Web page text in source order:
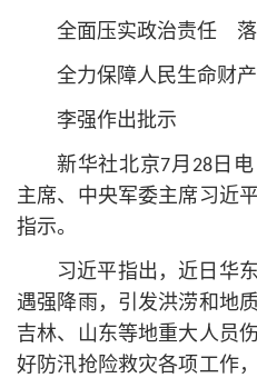
全面压实政治责任
全力保障人民生命财
李强作出批示
新华社北京7月28日
主席、中央军委主席习近平
指示。
习近平指出，近日华
遇强降雨，引发洪涝和地
吉林、山东等地重大人员
好防汛抢险救灾各项工作